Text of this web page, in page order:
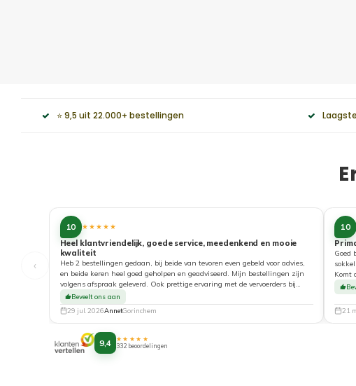
⭐ 9,5 uit 22.000+ bestellingen
‹
10 ★★★★★
Heel klantvriendelijk, goede service, meedenkend en mooie
kwaliteit
Heb 2 bestellingen gedaan, bij beide van tevoren even gebeld voor advies,
en beide keren heel goed geholpen en geadviseerd. Mijn bestellingen zijn
volgens afspraak geleverd. Ook prettige ervaring met de vervoerders bij
aflevering. Top!
Beveelt ons aan
29 jul. 2026AnnetGorinchem
10
Goed
Komt
21
9,4 ★★★★★
332 beoordelingen